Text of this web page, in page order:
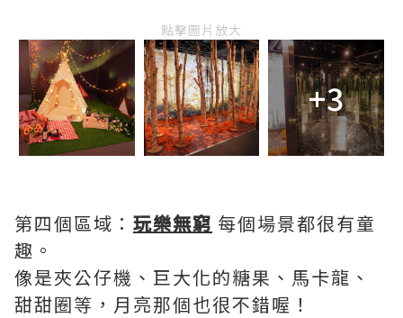
點擊圖片放大
+3
第四個區域： 玩樂無窮 每個場景都很有童
趣。
像是夾公仔機、巨大化的糖果、馬卡龍、
甜甜圈等，月亮那個也很不錯喔！